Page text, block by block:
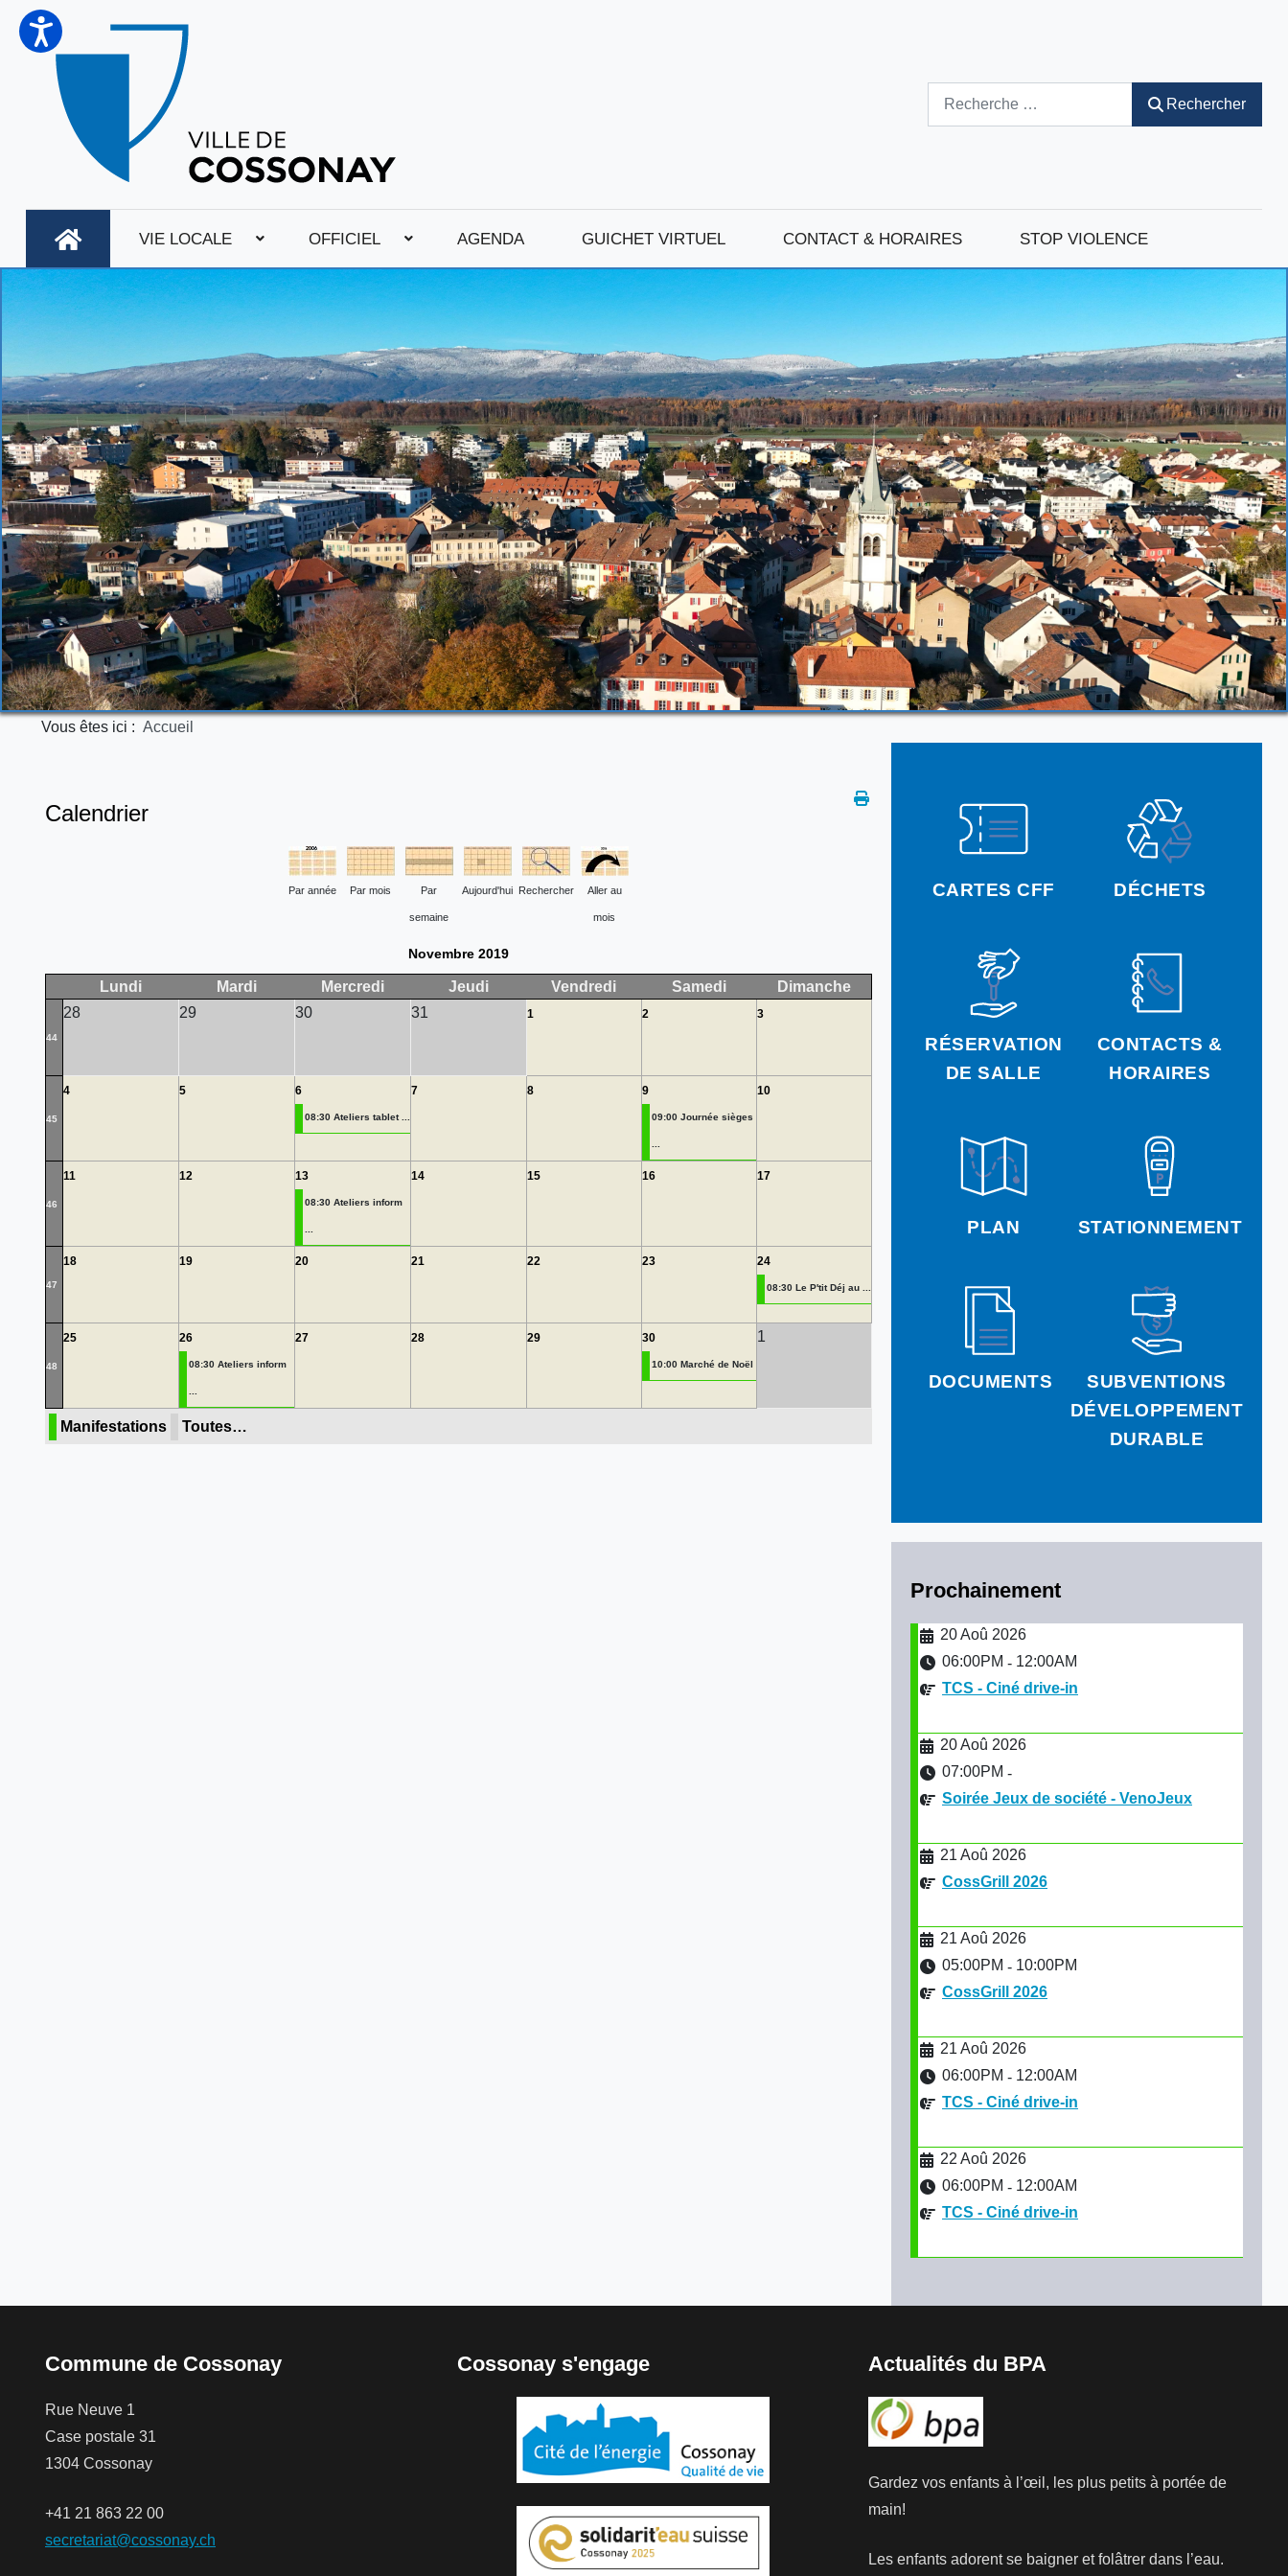
Rechercher
VIE LOCALE OFFICIEL AGENDA GUICHET VIRTUEL CONTACT & HORAIRES STOP VIOLENCE
Vous êtes ici : Accueil
CARTES CFF DÉCHETS
RÉSERVATION
DE SALLE
CONTACTS &
HORAIRES
PLAN STATIONNEMENT
DOCUMENTS
SUBVENTIONS
DÉVELOPPEMENT
DURABLE
Prochainement
20 Aoû 2026
06:00PM - 12:00AM
TCS - Ciné drive-in
20 Aoû 2026
07:00PM -
Soirée Jeux de société - VenoJeux
21 Aoû 2026
CossGrill 2026
21 Aoû 2026
05:00PM - 10:00PM
CossGrill 2026
21 Aoû 2026
06:00PM - 12:00AM
TCS - Ciné drive-in
22 Aoû 2026
06:00PM - 12:00AM
TCS - Ciné drive-in
Calendrier
Par année Par mois Par
semaine
Aujourd'hui Rechercher Aller au
mois
Novembre 2019
Lundi Mardi Mercredi Jeudi Vendredi Samedi Dimanche
44
28 29 30 31 1 2 3
45
4 5 6
08:30 Ateliers tablet ...
7 8 9
09:00 Journée sièges
10
46
11 12 13
08:30 Ateliers inform
14 15 16 17
47
18 19 20 21 22 23 24
08:30 Le P'tit Déj au ...
48
25 26
08:30 Ateliers inform
27 28 29 30
10:00 Marché de Noël
1
Manifestations Toutes…
Commune de Cossonay
Rue Neuve 1
Case postale 31
1304 Cossonay
+41 21 863 22 00
secretariat@cossonay.ch
Cossonay s'engage Actualités du BPA
Gardez vos enfants à l’œil, les plus petits à portée de
main!
Les enfants adorent se baigner et folâtrer dans l’eau.